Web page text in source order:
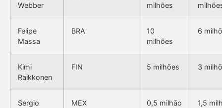
Webber
milhões
Felipe
Massa
BRA
10
milhões
6
Kimi
Raikkonen
FIN 5 milhões 3
Sergio
MEX 0,5 milhão 1,5